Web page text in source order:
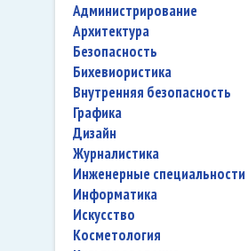
администрирование
архитектура
безопасность
бихевиористика
внутренняя безопасность
графика
дизайн
журналистика
инженерные специальности
информатика
искусство
косметология